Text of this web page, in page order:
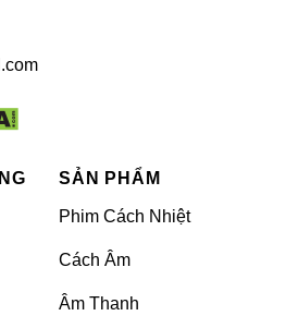
SẢN PHẨM
Phim Cách Nhiệt
Cách Âm
Âm Thanh